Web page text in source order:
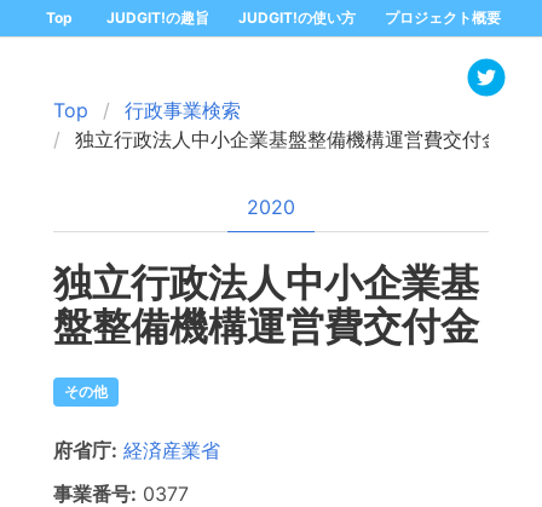
Top JUDGIT!の趣旨 JUDGIT!の使い方 プロジェクト概要
Top
行政事業検索
独立行政法人中小企業基盤整備機構運営費交付金
2020
独立行政法人中小企業基
盤整備機構運営費交付金
その他
府省庁: 経済産業省
事業番号: 0377